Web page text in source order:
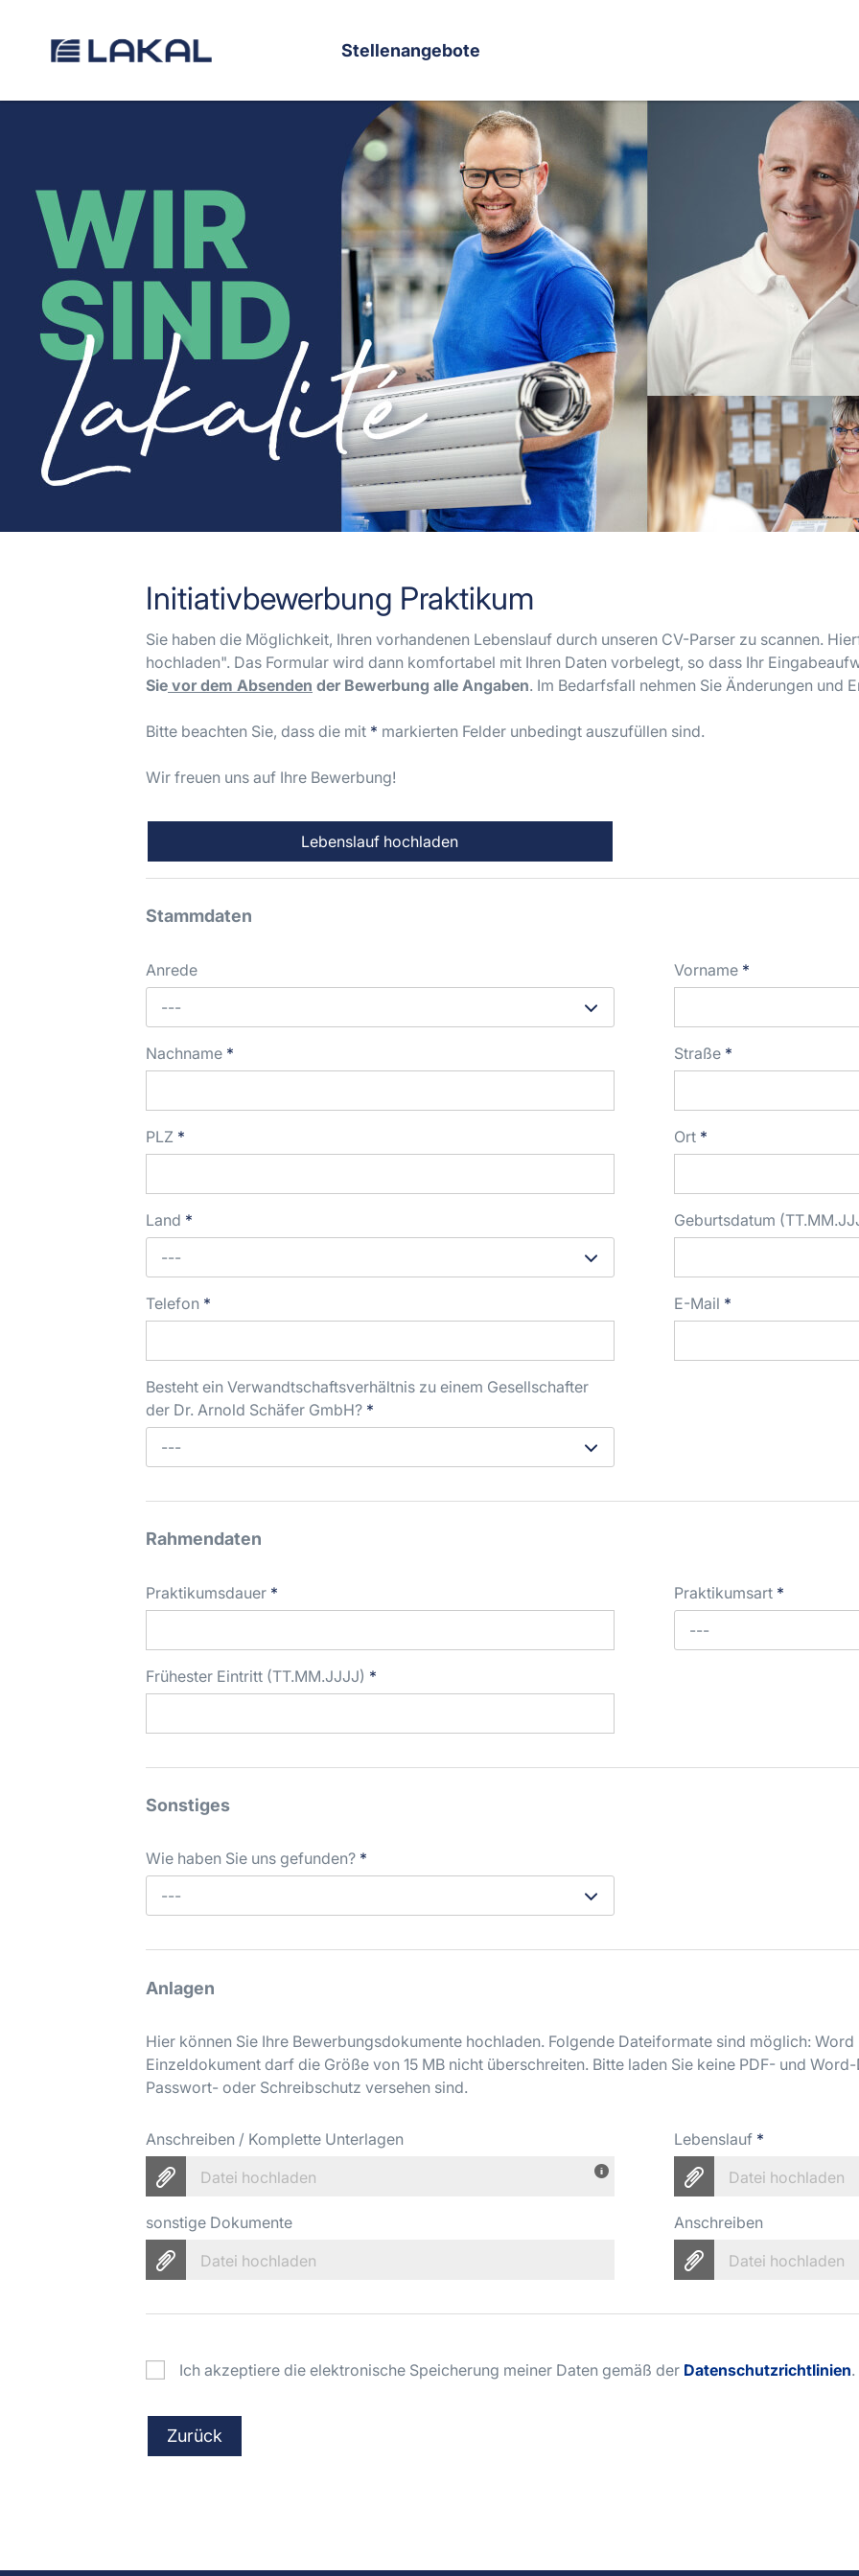
Stellenangebote
Initiativbewerbung Praktikum
Sie haben die Möglichkeit, Ihren vorhandenen Lebenslauf durch unseren CV-Parser zu scannen.
hochladen". Das Formular wird dann komfortabel mit Ihren Daten vorbelegt, so dass Ihr
Sie vor dem Absenden der Bewerbung alle Angaben. Im Bedarfsfall nehmen Sie Änderungen und
Bitte beachten Sie, dass die mit * markierten Felder unbedingt auszufüllen sind.
Wir freuen uns auf Ihre Bewerbung!
Lebenslauf hochladen
Stammdaten
Anrede
---
Vorname *
Nachname * Straße *
PLZ * Ort *
Land *
---
Geburtsdatum
Telefon * E-Mail *
Besteht ein Verwandtschaftsverhältnis zu einem Gesellschafter
der Dr. Arnold Schäfer GmbH? *
---
Rahmendaten
Praktikumsdauer * Praktikumsart *
---
Frühester Eintritt (TT.MM.JJJJ) *
Sonstiges
Wie haben Sie uns gefunden? *
---
Anlagen
Hier können Sie Ihre Bewerbungsdokumente hochladen. Folgende Dateiformate sind möglich: Word
Einzeldokument darf die Größe von 15 MB nicht überschreiten. Bitte laden Sie keine PDF- und
Passwort- oder Schreibschutz versehen sind.
Anschreiben / Komplette Unterlagen
Datei hochladen
Lebenslauf *
Datei hochladen
sonstige Dokumente
Datei hochladen
Anschreiben
Datei hochladen
Ich akzeptiere die elektronische Speicherung meiner Daten gemäß der Datenschutzrichtlinien.
Zurück